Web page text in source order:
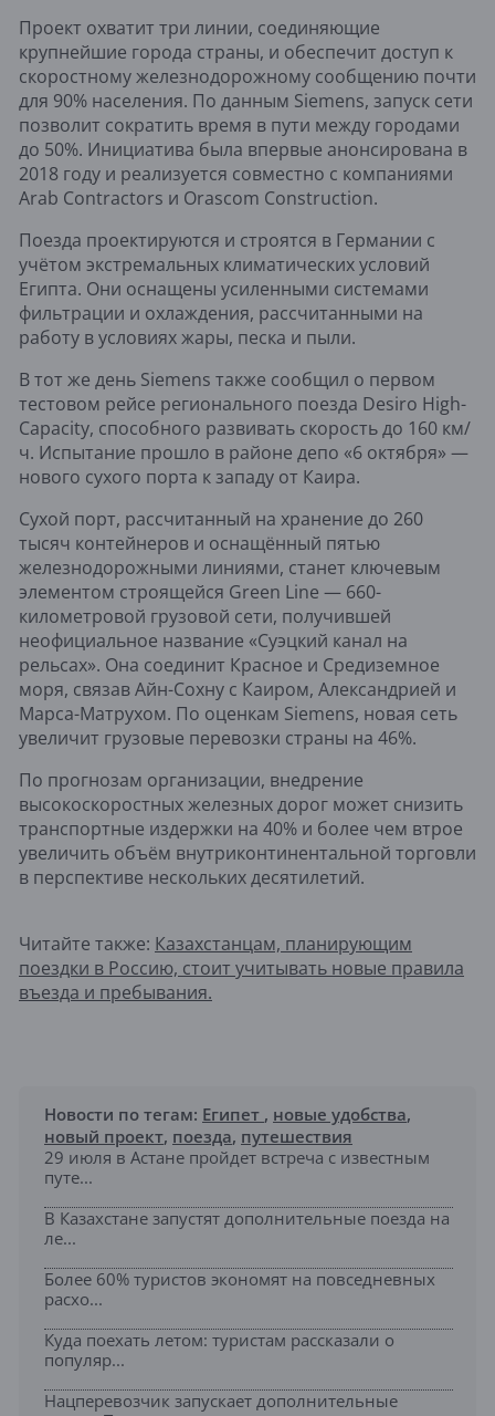
Проект охватит три линии, соединяющие
крупнейшие города страны, и обеспечит доступ к
скоростному железнодорожному сообщению почти
для 90% населения. По данным Siemens, запуск сети
позволит сократить время в пути между городами
до 50%. Инициатива была впервые анонсирована в
2018 году и реализуется совместно с компаниями
Arab Contractors и Orascom Construction.
Поезда проектируются и строятся в Германии с
учётом экстремальных климатических условий
Египта. Они оснащены усиленными системами
фильтрации и охлаждения, рассчитанными на
работу в условиях жары, песка и пыли.
В тот же день Siemens также сообщил о первом
тестовом рейсе регионального поезда Desiro High-
Capacity, способного развивать скорость до 160 км/
ч. Испытание прошло в районе депо «6 октября» —
нового сухого порта к западу от Каира.
Сухой порт, рассчитанный на хранение до 260
тысяч контейнеров и оснащённый пятью
железнодорожными линиями, станет ключевым
элементом строящейся Green Line — 660-
километровой грузовой сети, получившей
неофициальное название «Суэцкий канал на
рельсах». Она соединит Красное и Средиземное
моря, связав Айн-Сохну с Каиром, Александрией и
Марса-Матрухом. По оценкам Siemens, новая сеть
увеличит грузовые перевозки страны на 46%.
По прогнозам организации, внедрение
высокоскоростных железных дорог может снизить
транспортные издержки на 40% и более чем втрое
увеличить объём внутриконтинентальной торговли
в перспективе нескольких десятилетий.
Читайте также: Казахстанцам, планирующим
поездки в Россию, стоит учитывать новые правила
въезда и пребывания.
Новости по тегам: Египет , новые удобства,
новый проект, поезда, путешествия
29 июля в Астане пройдет встреча с известным
путе...
В Казахстане запустят дополнительные поезда на
ле...
Более 60% туристов экономят на повседневных
расхо...
Куда поехать летом: туристам рассказали о
популяр...
Нацперевозчик запускает дополнительные